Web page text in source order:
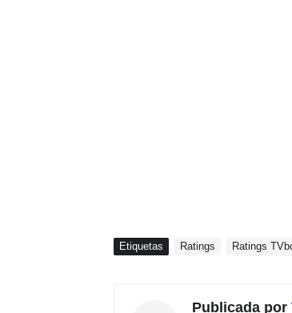
Etiquetas Ratings Ratings
Publicada por